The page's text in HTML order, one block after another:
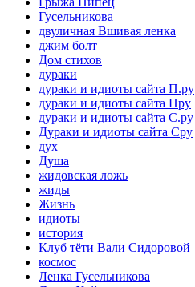
Гусельникова
двуличная Вшивая ленка
джим болт
Дом стихов
дураки
дураки и идиоты сайта П.ру
дураки и идиоты сайта Пру
дураки и идиоты сайта С.ру
Дураки и идиоты сайта Сру
дух
Душа
жидовская ложь
жиды
Жизнь
идиоты
история
Клуб тёти Вали Сидоровой
космос
Ленка Гусельникова